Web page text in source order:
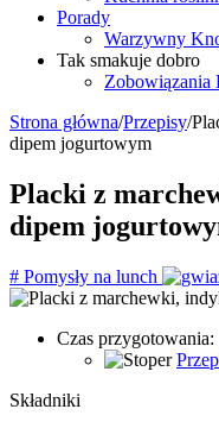
Porady
Warzywny
Tak smakuje dobro
Zobowiązania
Strona główna/Przepisy/
dipem jogurtowym
Placki z
dipem
# Pomysły na lunch
Czas przygotowania:
Składniki